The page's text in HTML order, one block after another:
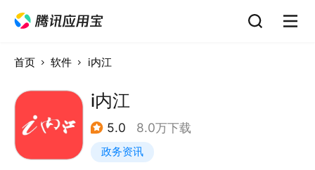
首页 软件 i内江
i内江
5.0 8.0万下载
政务资讯